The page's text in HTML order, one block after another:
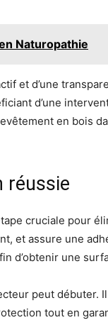
Naturopathie
et d’une
d’une
en bois
réussie
cruciale pour
et assure une
d’obtenir une
peut débuter.
tout en